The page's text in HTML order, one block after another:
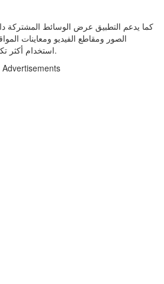
كما يدعم التطبيق عرض الوسائط المشتركة
الصور ومقاطع الفيديو ومعاينات
استخدام أكثر تكاملًا على الشاشات الصغيرة.
Advertisements